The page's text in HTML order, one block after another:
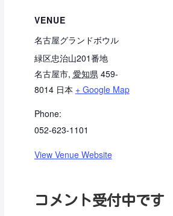
VENUE
名古屋グランドボウル
緑区忠治山201番地
名古屋市, 愛知県 459-
8014 日本 + Google Map
Phone:
052-623-1101
View Venue Website
コメント受付中です